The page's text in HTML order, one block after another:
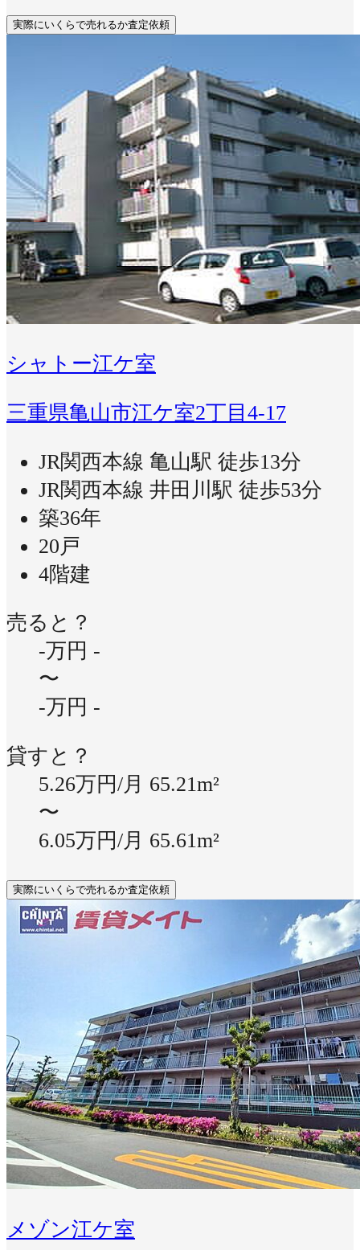
実際にいくらで売れるか査定依頼
シャトー江ケ室
三重県亀山市江ケ室2丁目4-17
JR関西本線 亀山駅 徒歩13分
JR関西本線 井田川駅 徒歩53分
築36年
20戸
4階建
売ると？
-万円 -
〜
-万円 -
貸すと？
5.26万円/月 65.21m²
〜
6.05万円/月 65.61m²
実際にいくらで売れるか査定依頼
メゾン江ケ室